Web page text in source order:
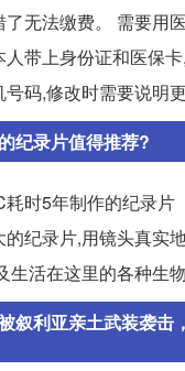
无法缴费。 需要用
带上身份证和医保
码,修改时需要说明更
纪录片值得推荐?
时5年制作的纪录片
纪录片,用镜头真实
生活在这里的各种生
叙利亚亲土武装袭击